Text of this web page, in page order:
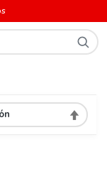
Asignar